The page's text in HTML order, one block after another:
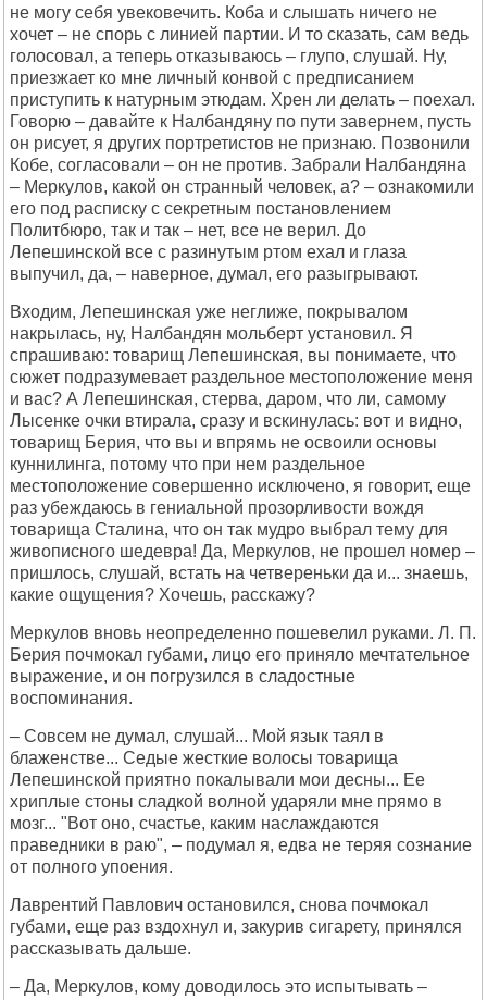
не могу себя увековечить. Коба и слышать ничего не
хочет – не спорь с линией партии. И то сказать, сам ведь
голосовал, а теперь отказываюсь – глупо, слушай. Ну,
приезжает ко мне личный конвой с предписанием
приступить к натурным этюдам. Хрен ли делать – поехал.
Говорю – давайте к Налбандяну по пути завернем, пусть
он рисует, я других портретистов не признаю. Позвонили
Кобе, согласовали – он не против. Забрали Налбандяна
– Меркулов, какой он странный человек, а? – ознакомили
его под расписку с секретным постановлением
Политбюро, так и так – нет, все не верил. До
Лепешинской все с разинутым ртом ехал и глаза
выпучил, да, – наверное, думал, его разыгрывают.
Входим, Лепешинская уже неглиже, покрывалом
накрылась, ну, Налбандян мольберт установил. Я
спрашиваю: товарищ Лепешинская, вы понимаете, что
сюжет подразумевает раздельное местоположение меня
и вас? А Лепешинская, стерва, даром, что ли, самому
Лысенке очки втирала, сразу и вскинулась: вот и видно,
товарищ Берия, что вы и впрямь не освоили основы
куннилинга, потому что при нем раздельное
местоположение совершенно исключено, я говорит, еще
раз убеждаюсь в гениальной прозорливости вождя
товарища Сталина, что он так мудро выбрал тему для
живописного шедевра! Да, Меркулов, не прошел номер –
пришлось, слушай, встать на четвереньки да и... знаешь,
какие ощущения? Хочешь, расскажу?
Меркулов вновь неопределенно пошевелил руками. Л. П.
Берия почмокал губами, лицо его приняло мечтательное
выражение, и он погрузился в сладостные
воспоминания.
– Совсем не думал, слушай... Мой язык таял в
блаженстве... Седые жесткие волосы товарища
Лепешинской приятно покалывали мои десны... Ее
хриплые стоны сладкой волной ударяли мне прямо в
мозг... "Вот оно, счастье, каким наслаждаются
праведники в раю", – подумал я, едва не теряя сознание
от полного упоения.
Лаврентий Павлович остановился, снова почмокал
губами, еще раз вздохнул и, закурив сигарету, принялся
рассказывать дальше.
– Да, Меркулов, кому доводилось это испытывать –